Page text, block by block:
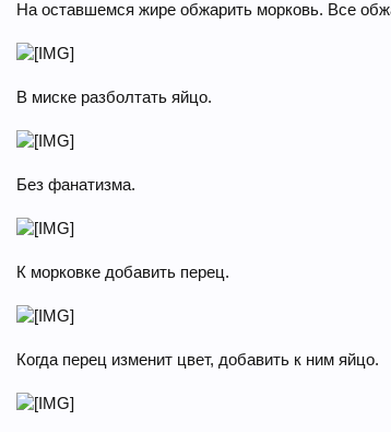
На оставшемся жире обжарить морковь. Все
В миске разболтать яйцо.
Без фанатизма.
К морковке добавить перец.
Когда перец изменит цвет, добавить к ним яйцо.